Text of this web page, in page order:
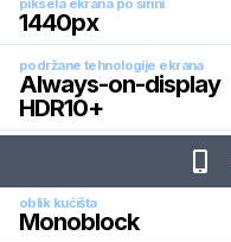
piksela ekrana po širini
1440px
podržane tehnologije ekrana
Always-on-display
HDR10+
oblik kućišta
Monoblock